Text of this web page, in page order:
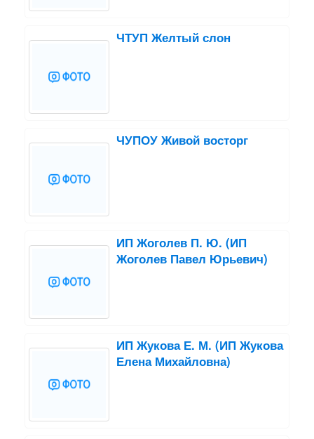
ЧТУП Желтый слон
ЧУПОУ Живой восторг
ИП Жоголев П. Ю. (ИП
Жоголев Павел Юрьевич)
ИП Жукова Е. М. (ИП Жукова
Елена Михайловна)